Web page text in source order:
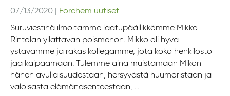
07/13/2020 Forchem uutiset
Suruviestinä ilmoitamme laatupäällikkömme Mikko
Rintolan yllättävän poismenon. Mikko oli hyvä
ystävämme ja rakas kollegamme, jota koko henkilöstö
jää kaipaamaan. Tulemme aina muistamaan Mikon
hänen avuliaisuudestaan, hersyvästä huumoristaan ja
valoisasta elämänasenteestaan, ...